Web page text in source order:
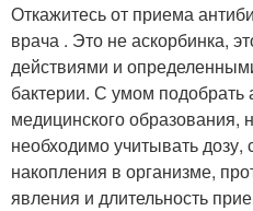
Откажитесь от приема
врача . Это не аскорбинка,
действиями и
бактерии. С умом подобрать
медицинского образования,
необходимо учитывать дозу,
накопления в организме,
явления и длительность